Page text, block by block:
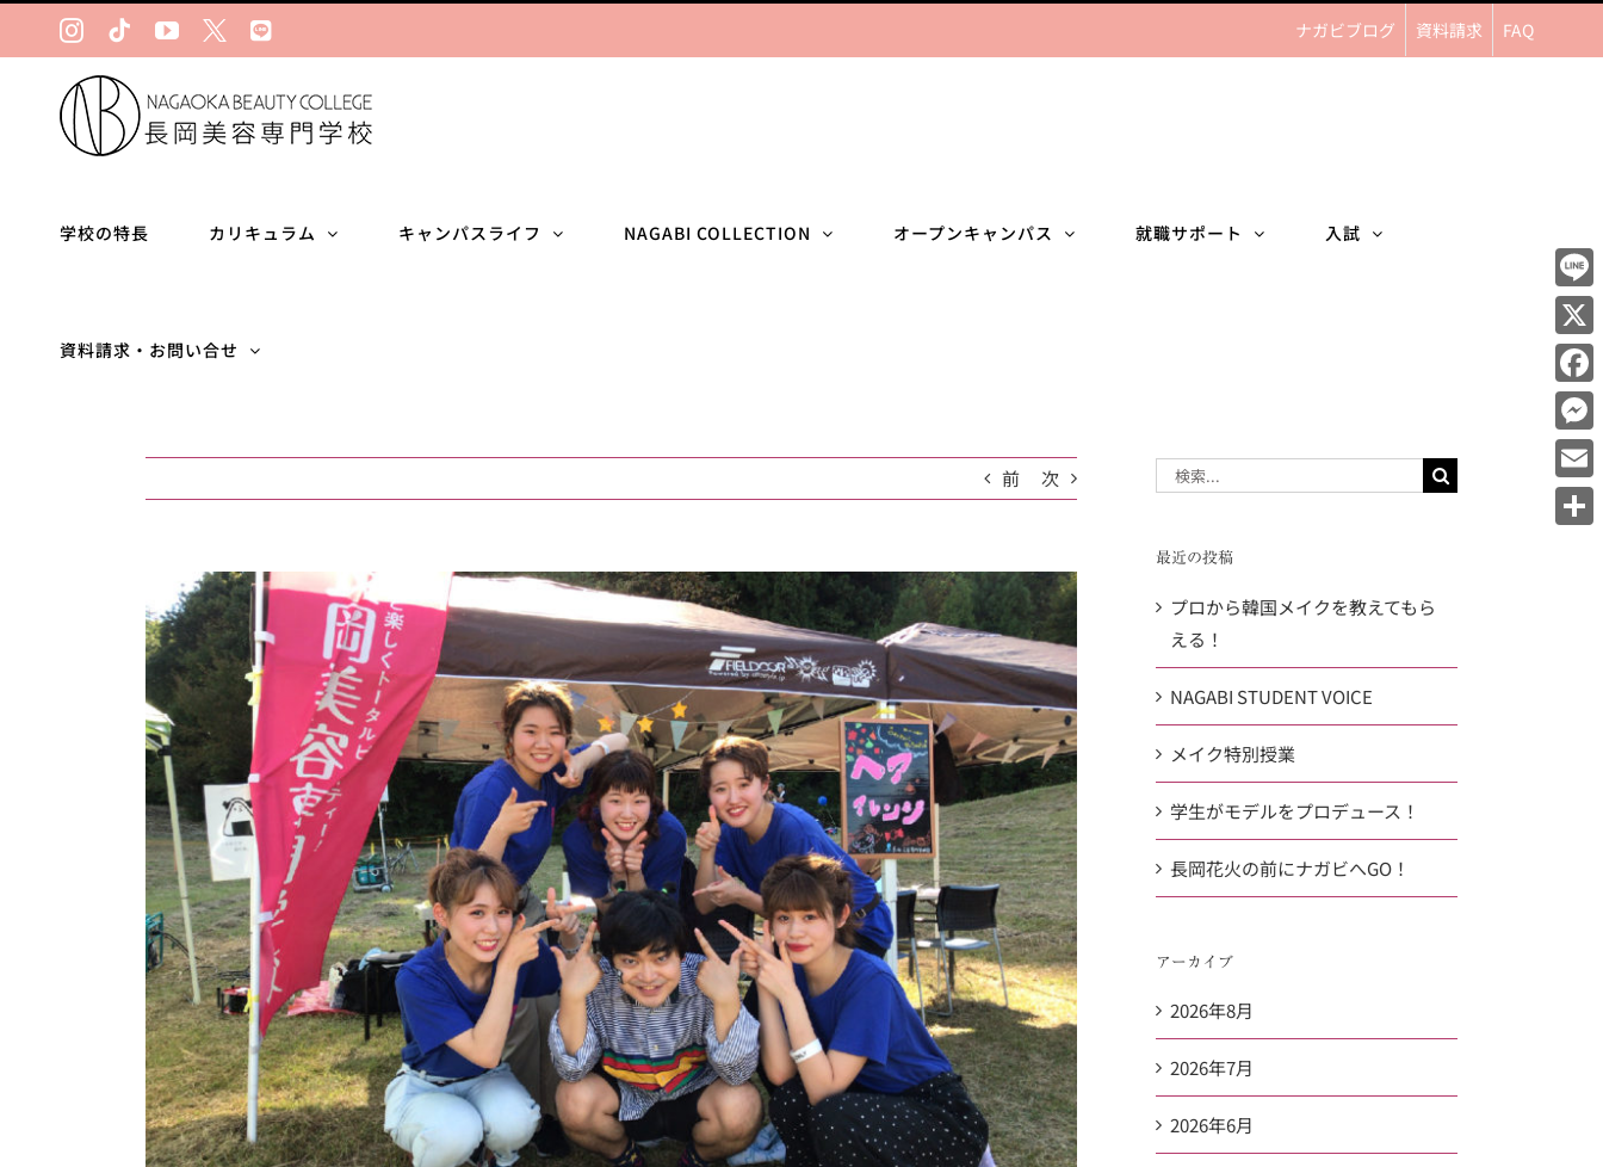
Instagram
TiktokYouTube
Ｘ LINE ナガビブログ 資料請求 FAQ
学校の特長 カリキュラム キャンパスライフ NAGABI COLLECTION オープンキャンパス 就職サポート 入試
資料請求・お問い合せ
前 次
View
Larger
Image
最近の投稿
プロから韓国メイクを教えてもら
える！
NAGABI STUDENT VOICE
メイク特別授業
学生がモデルをプロデュース！
長岡花火の前にナガビへGO！
アーカイブ
2026年8月
2026年7月
2026年6月
Line
X
Email